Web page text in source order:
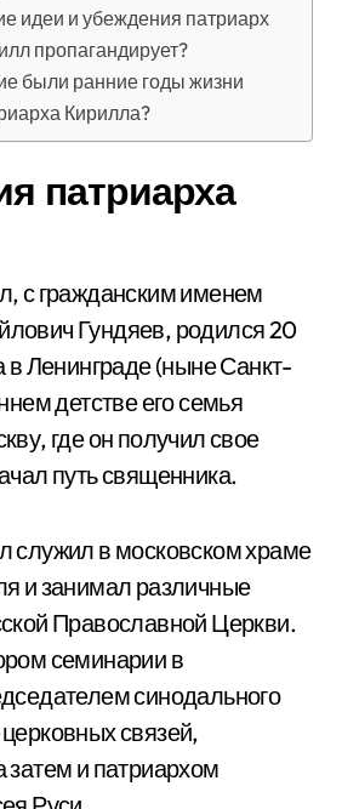
идеи и убеждения патриарх
пропагандирует?
были ранние годы жизни
Кирилла?
патриарха
с гражданским именем
Гундяев, родился 20
в Ленинграде (ныне Санкт-
детстве его семья
где он получил свое
путь священника.
служил в московском храме
и занимал различные
Православной Церкви.
семинарии в
синодального
связей,
и патриархом